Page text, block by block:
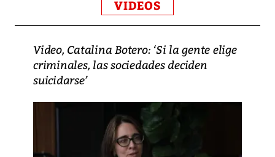
VIDEOS
Video, Catalina Botero: ‘Si la gente elige
criminales, las sociedades deciden
suicidarse’